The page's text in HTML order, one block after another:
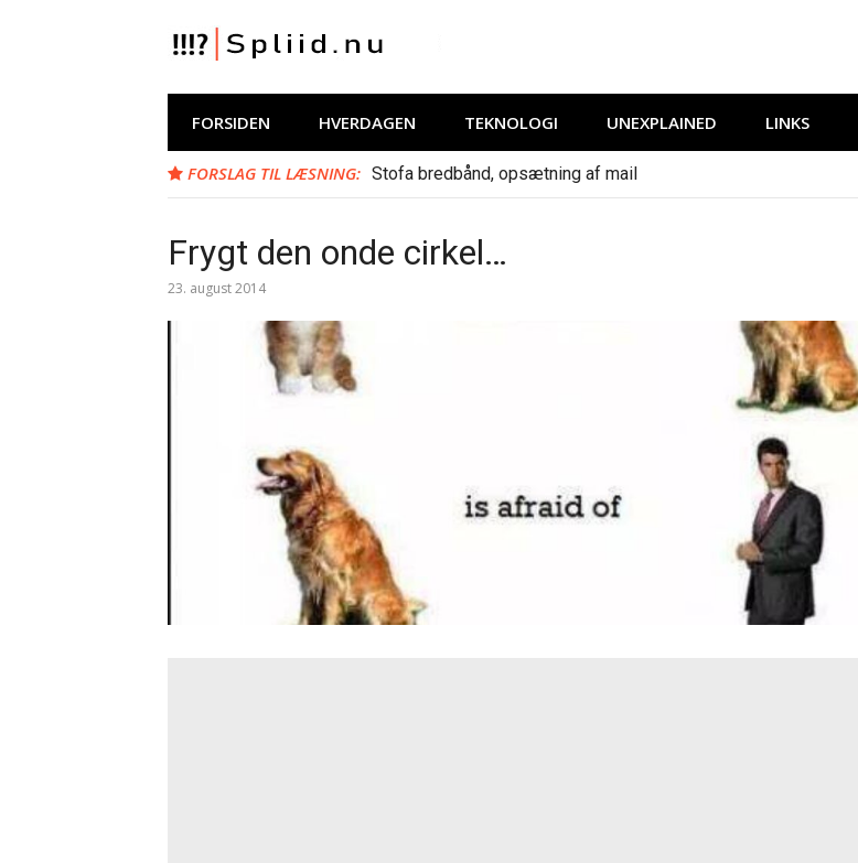
Spliid.nu
Web, Hverdag, Whatever :-) MIN blog om it, internet og andet der falder mig ind…
FORSIDEN HVERDAGEN TEKNOLOGI UNEXPLAINED LINKS
FORSLAG TIL LÆSNING: Stofa bredbånd, opsætning af mail
Frygt den onde cirkel…
23. august 2014